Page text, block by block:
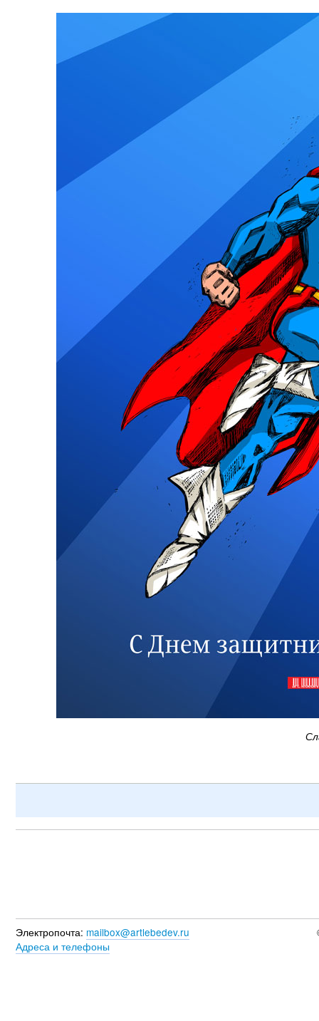
Электропочта: mailbox@artlebedev.ru
Адреса и телефоны